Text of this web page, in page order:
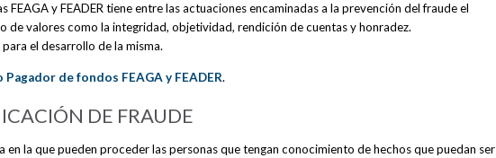
y FEADER tiene entre las actuaciones encaminadas a la prevención del fraude el
de valores como la integridad, objetividad, rendición de cuentas y honradez.
el desarrollo de la misma.
de fondos FEAGA y FEADER.
DE FRAUDE
la que pueden proceder las personas que tengan conocimiento de hechos que puedan ser